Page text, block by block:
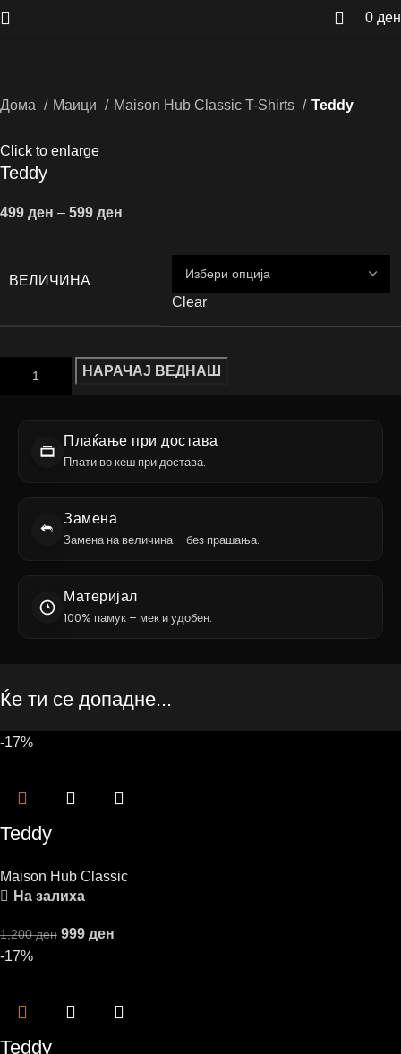
0 ден
Дома Маици Maison Hub Classic T-Shirts Teddy
Click to enlarge
Teddy
499 ден – 599 ден
ВЕЛИЧИНА
Clear
НАРАЧАЈ ВЕДНАШ
Плаќање при достава
Плати во кеш при достава.
Замена
Замена на величина – без прашања.
Материјал
100% памук – мек и удобен.
Ќе ти се допадне...
-17%
Teddy
Maison Hub Classic
На залиха
1,200ден 999 ден
-17%
Teddy